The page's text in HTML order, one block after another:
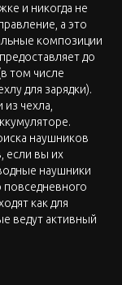
и никогда не
а это
композиции
до
том числе
для зарядки).
чехла,
наушников
если вы их
наушники
как для
ведут активный